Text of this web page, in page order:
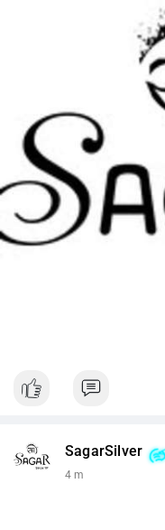
SagarSilver
4 m